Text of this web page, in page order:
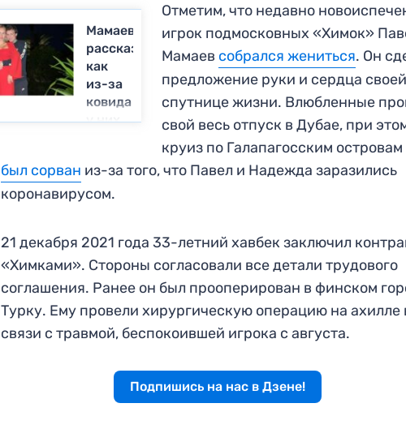
Мамаева
рассказала,
как
из-за
ковида
у них
Отметим, что недавно
игрок подмосковных «Химок»
Мамаев собрался жениться. Он
предложение руки и сердца своей
спутнице жизни. Влюбленные
свой весь отпуск в Дубае, при
круиз по Галапагосским островам
был сорван из-за того, что Павел и Надежда заразились
коронавирусом.
21 декабря 2021 года 33-летний хавбек заключил
«Химками». Стороны согласовали все детали трудового
соглашения. Ранее он был прооперирован в финском
Турку. Ему провели хирургическую операцию на ахилле
связи с травмой, беспокоившей игрока с августа.
Подпишись на нас в Дзене!